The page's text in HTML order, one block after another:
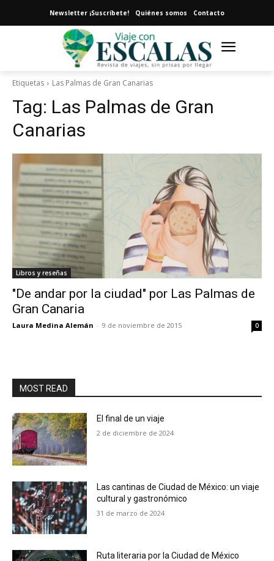
Newsletter ¡Suscríbete! Quiénes somos Contacto
Etiquetas Las Palmas de Gran Canarias
Tag: Las Palmas de Gran
Canarias
Libros y reseñas
"De andar por la ciudad" por Las Palmas de
Gran Canaria
Laura Medina Alemán - 9 de noviembre de 2015 0
MOST READ
El final de un viaje
2 de diciembre de 2024
Las cantinas de Ciudad de México: un viaje
cultural y gastronómico
31 de marzo de 2024
Ruta literaria por la Ciudad de México